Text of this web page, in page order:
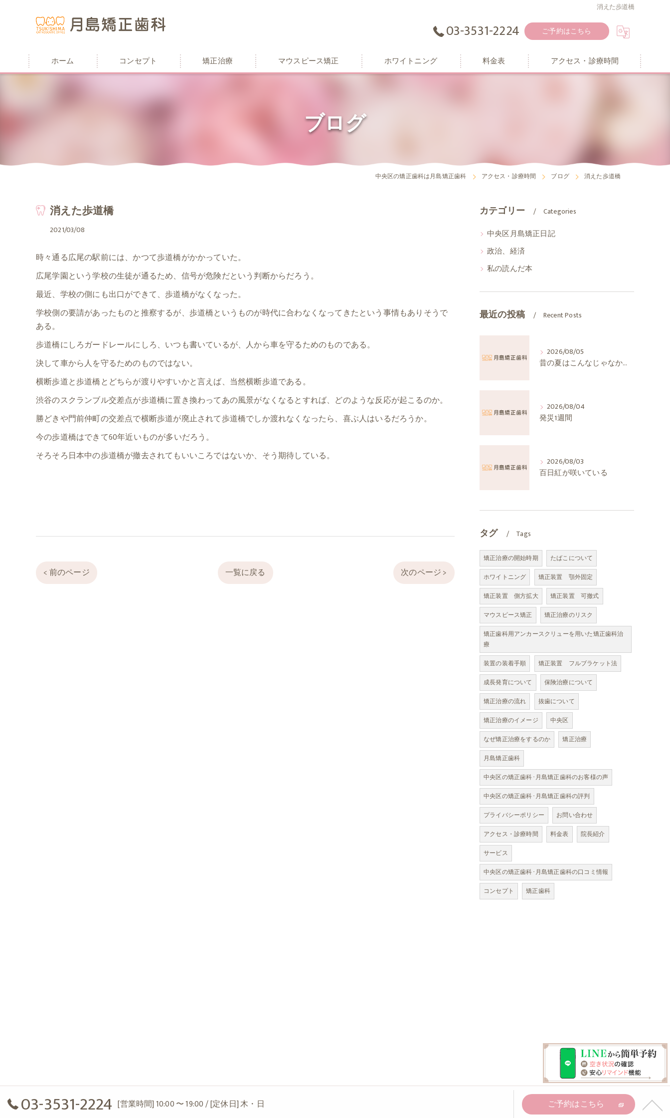
消えた歩道橋
03-3531-2224 ご予約はこちら
ホーム コンセプト 矯正治療 マウスピース矯正 ホワイトニング 料金表 アクセス・診療時間
ブログ
中央区の矯正歯科は月島矯正歯科 アクセス・診療時間 ブログ 消えた歩道橋
消えた歩道橋
2021/03/08
時々通る広尾の駅前には、かつて歩道橋がかかっていた。
広尾学園という学校の生徒が通るため、信号が危険だという判断からだろう。
最近、学校の側にも出口ができて、歩道橋がなくなった。
学校側の要請があったものと推察するが、歩道橋というものが時代に合わなくなってきたという事情もありそうで
ある。
歩道橋にしろガードレールにしろ、いつも書いているが、人から車を守るためのものである。
決して車から人を守るためのものではない。
横断歩道と歩道橋とどちらが渡りやすいかと言えば、当然横断歩道である。
渋谷のスクランブル交差点が歩道橋に置き換わってあの風景がなくなるとすれば、どのような反応が起こるのか。
勝どきや門前仲町の交差点で横断歩道が廃止されて歩道橋でしか渡れなくなったら、喜ぶ人はいるだろうか。
今の歩道橋はできて60年近いものが多いだろう。
そろそろ日本中の歩道橋が撤去されてもいいころではないか、そう期待している。
< 前のページ 一覧に戻る 次のページ >
カテゴリー Categories
中央区月島矯正日記
政治、経済
私の読んだ本
最近の投稿 Recent Posts
2026/08/05
昔の夏はこんなじゃなかったか
2026/08/04
発災1週間
2026/08/03
百日紅が咲いている
タグ Tags
矯正治療の開始時期
たばこについて
ホワイトニング
矯正装置 顎外固定
矯正装置 側方拡大
矯正装置 可撤式
マウスピース矯正
矯正治療のリスク
矯正歯科用アンカースクリューを用いた矯正歯科治
療
装置の装着手順
矯正装置 フルブラケット法
成長発育について
保険治療について
矯正治療の流れ
抜歯について
矯正治療のイメージ
中央区
なぜ矯正治療をするのか
矯正治療
月島矯正歯科
中央区の矯正歯科･月島矯正歯科のお客様の声
中央区の矯正歯科･月島矯正歯科の評判
プライバシーポリシー
お問い合わせ
アクセス・診療時間
料金表
院長紹介
サービス
中央区の矯正歯科･月島矯正歯科の口コミ情報
コンセプト
矯正歯科
03-3531-2224 [営業時間] 10:00 〜 19:00 / [定休日] 木・日 ご予約はこちら